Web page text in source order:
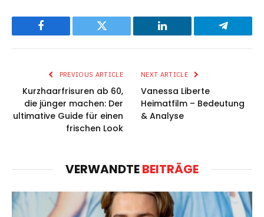
Facebook Twitter LinkedIn Telegram
PREVIOUS ARTICLE
Kurzhaarfrisuren ab 60,
die jünger machen: Der
ultimative Guide für einen
frischen Look
NEXT ARTICLE
Vanessa Liberte
Heimatfilm – Bedeutung
& Analyse
VERWANDTEBEITRÄGE